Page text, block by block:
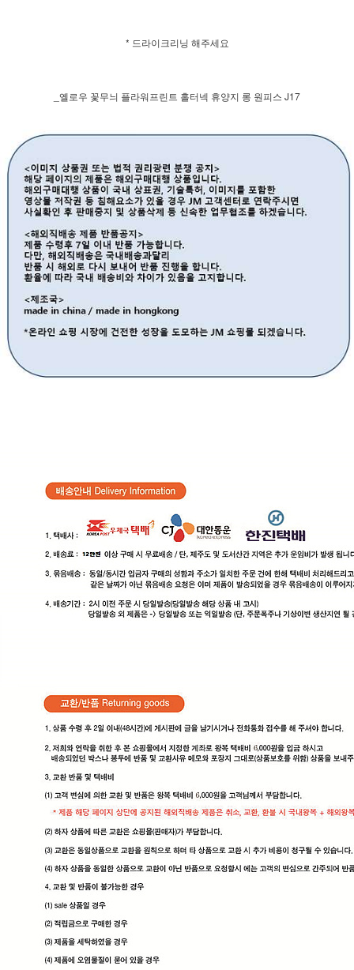
* 드라이크리닝 해주세요
_옐로우 꽃무늬 플라워프린트 홀터넥 휴양지 롱 원피스 J17